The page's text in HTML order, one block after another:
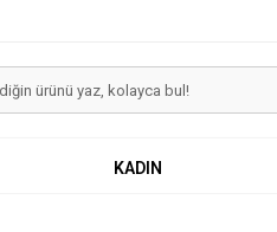
KADIN